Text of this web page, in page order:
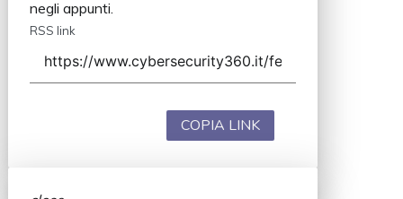
negli appunti.
RSS link
COPIA LINK